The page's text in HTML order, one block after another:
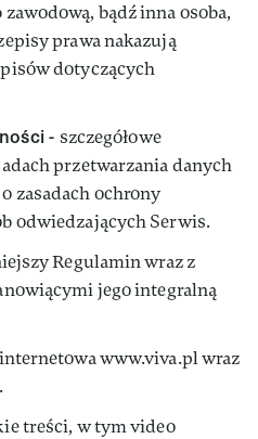
bądź inna osoba,
prawa nakazują
dotyczących
- szczegółowe
przetwarzania danych
zasadach ochrony
odwiedzających Serwis.
Regulamin wraz z
jego integralną
www.viva.pl wraz
treści, w tym video